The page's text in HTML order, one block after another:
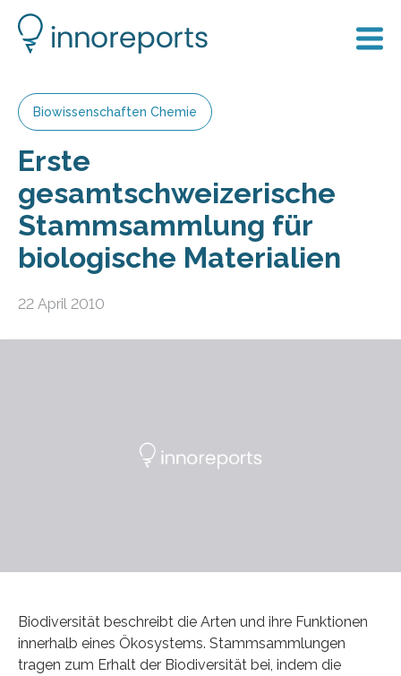
Biowissenschaften Chemie
Erste
gesamtschweizerische
Stammsammlung für
biologische Materialien
22 April 2010
Biodiversität beschreibt die Arten und ihre Funktionen
innerhalb eines Ökosystems. Stammsammlungen
tragen zum Erhalt der Biodiversität bei, indem die